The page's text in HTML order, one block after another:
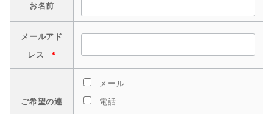
お名前
メールアド
レス
*
ご希望の連
メール
電話